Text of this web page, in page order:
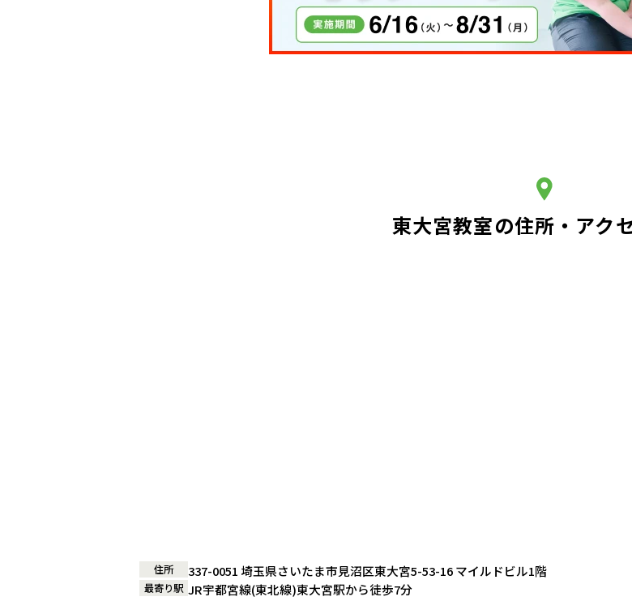
東大宮教室の住所・アク
住所 337-0051 埼玉県さいたま市見沼区東大宮5-53-16 マイルドビル1階
最寄り駅 JR宇都宮線(東北線)東大宮駅から徒歩7分